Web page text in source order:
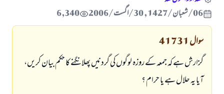
06/شعبان/1427 , 30/اگست/2006
6,340
سوال41731
گزارش ہے كہ جمعہ كے روزہ لوگوں كى گردنيں پھلانگنے كا حكم بيان كريں،
آيا يہ حلال ہے يا حرام ؟